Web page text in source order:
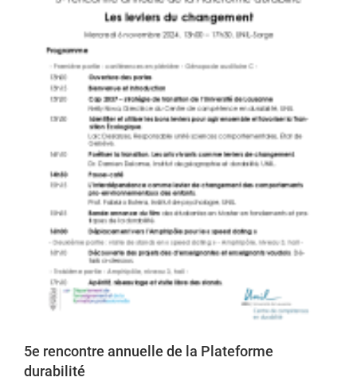
5e rencontre annuelle de la Plateforme
durabilité